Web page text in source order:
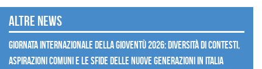
Altre news
GIORNATA INTERNAZIONALE DELLA GIOVENTÙ 2026: DIVERSITÀ DI CONTESTI,
ASPIRAZIONI COMUNI E LE SFIDE DELLE NUOVE GENERAZIONI IN ITALIA